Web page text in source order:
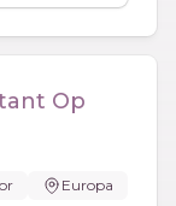
Op
Europa